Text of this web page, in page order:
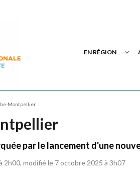
EN RÉGION
Montpellier
par le lancement d'une
2h00, modifié le 7 octobre 2025 à 3h07